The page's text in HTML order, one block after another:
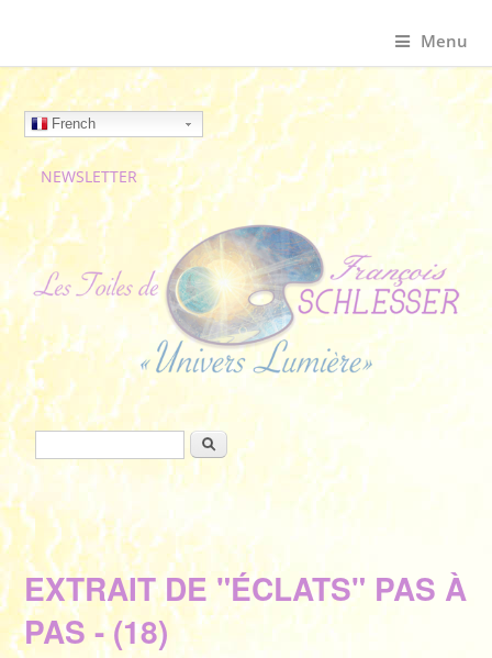
Menu
French
NEWSLETTER
Formulaire de recherche
Rechercher
EXTRAIT DE "ÉCLATS" PAS À
PAS - (18)